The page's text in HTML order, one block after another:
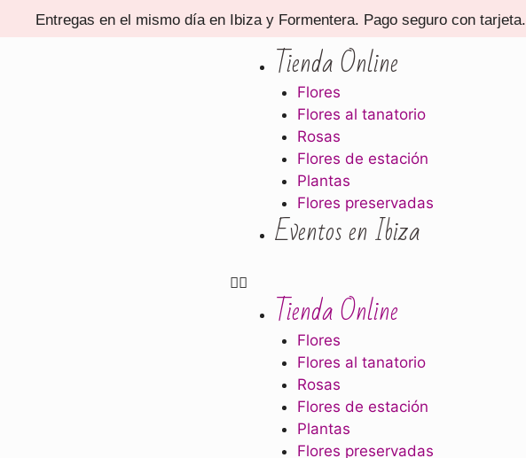
Entregas en el mismo día en Ibiza y Formentera. Pago seguro con tarjeta.
Tienda Online
Flores
Flores al tanatorio
Rosas
Flores de estación
Plantas
Flores preservadas
Eventos en Ibiza
Tienda Online
Flores
Flores al tanatorio
Rosas
Flores de estación
Plantas
Flores preservadas